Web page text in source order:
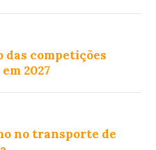
das competições
2027
no transporte de